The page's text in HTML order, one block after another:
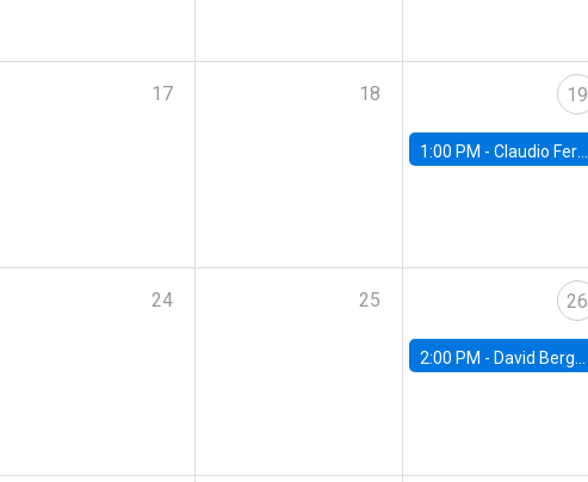
17 18 19
1:00 PM - Claudio Ferraz, British Columbia
24 25 26
2:00 PM - David Berger, Duke